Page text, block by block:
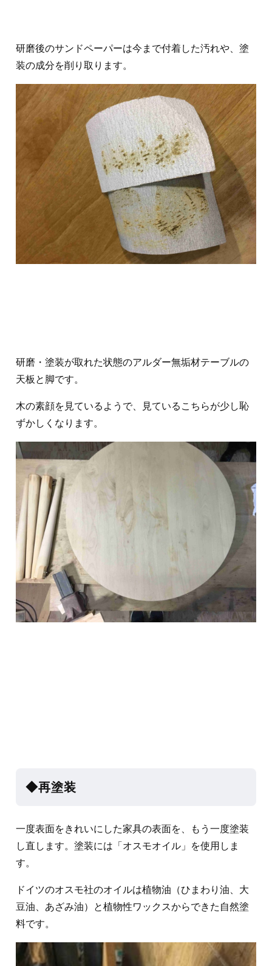
研磨後のサンドペーパーは今まで付着した汚れや、塗
装の成分を削り取ります。
研磨・塗装が取れた状態のアルダー無垢材テーブルの
天板と脚です。
木の素顔を見ているようで、見ているこちらが少し恥
ずかしくなります。
◆再塗装
一度表面をきれいにした家具の表面を、もう一度塗装
し直します。塗装には「オスモオイル」を使用しま
す。
ドイツのオスモ社のオイルは植物油（ひまわり油、大
豆油、あざみ油）と植物性ワックスからできた自然塗
料です。